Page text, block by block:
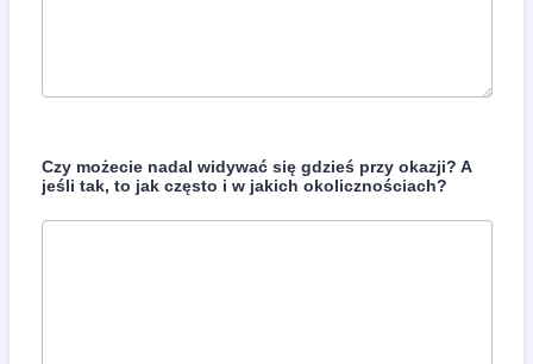
Czy możecie nadal widywać się gdzieś przy okazji? A
jeśli tak, to jak często i w jakich okolicznościach?